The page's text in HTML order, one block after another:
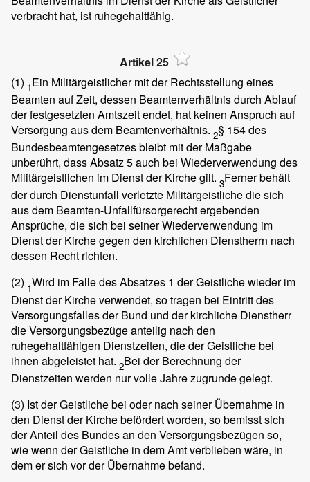
verbracht hat, ist ruhegehaltfähig.
Artikel 25
(1) 1Ein Militärgeistlicher mit der Rechtsstellung eines
Beamten auf Zeit, dessen Beamtenverhältnis durch Ablauf
der festgesetzten Amtszeit endet, hat keinen Anspruch auf
Versorgung aus dem Beamtenverhältnis. 2§ 154 des
Bundesbeamtengesetzes bleibt mit der Maßgabe
unberührt, dass Absatz 5 auch bei Wiederverwendung des
Militärgeistlichen im Dienst der Kirche gilt. 3Ferner behält
der durch Dienstunfall verletzte Militärgeistliche die sich
aus dem Beamten-Unfallfürsorgerecht ergebenden
Ansprüche, die sich bei seiner Wiederverwendung im
Dienst der Kirche gegen den kirchlichen Dienstherrn nach
dessen Recht richten.
(2) 1Wird im Falle des Absatzes 1 der Geistliche wieder im
Dienst der Kirche verwendet, so tragen bei Eintritt des
Versorgungsfalles der Bund und der kirchliche Dienstherr
die Versorgungsbezüge anteilig nach den
ruhegehaltfähigen Dienstzeiten, die der Geistliche bei
ihnen abgeleistet hat. 2Bei der Berechnung der
Dienstzeiten werden nur volle Jahre zugrunde gelegt.
(3) Ist der Geistliche bei oder nach seiner Übernahme in
den Dienst der Kirche befördert worden, so bemisst sich
der Anteil des Bundes an den Versorgungsbezügen so,
wie wenn der Geistliche in dem Amt verblieben wäre, in
dem er sich vor der Übernahme befand.